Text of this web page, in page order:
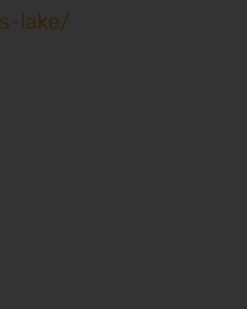
lake/